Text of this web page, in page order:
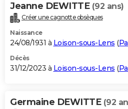
Jeanne DEWITTE (92 ans)
Créer une cagnotte obsèques
Naissance
24/08/1931 à Loison-sous-Lens (
Décès
31/12/2023 à Loison-sous-Lens (
Germaine DEWITTE (92